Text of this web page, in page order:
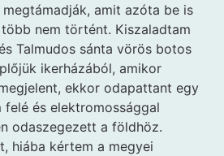
amit azóta be is
nem történt. Kiszaladtam
Talmudos sánta vörös botos
ikerházából, amikor
ekkor odapattant egy
felé és elektromossággal
odaszegezett a földhöz.
hiába kértem a megyei